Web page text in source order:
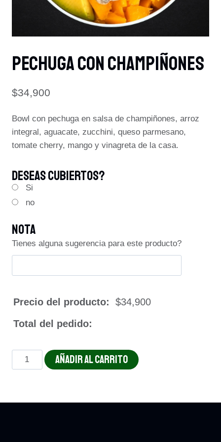
PECHUGA CON CHAMPIÑONES
$34,900
Bowl con pechuga en salsa de champiñones, arroz
integral, aguacate, zucchini, queso parmesano,
tomate cherry, mango y vinagreta de la casa.
Deseas Cubiertos?
Si
no
Nota
Tienes alguna sugerencia para este producto?
Precio del producto: $34,900
Total del pedido:
PECHUGA
CON
AÑADIR AL CARRITO